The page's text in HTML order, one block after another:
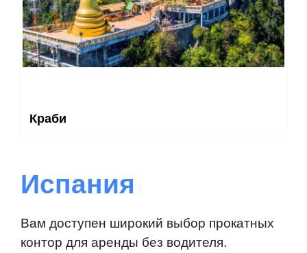
Краби
Испания
Вам доступен широкий выбор прокатных
контор для аренды без водителя.